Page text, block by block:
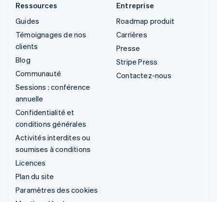
Ressources
Guides
Témoignages de nos
clients
Blog
Communauté
Sessions : conférence
annuelle
Confidentialité et
conditions générales
Activités interdites ou
soumises à conditions
Licences
Plan du site
Paramètres des cookies
Entreprise
Roadmap produit
Carrières
Presse
Stripe Press
Contactez-nous